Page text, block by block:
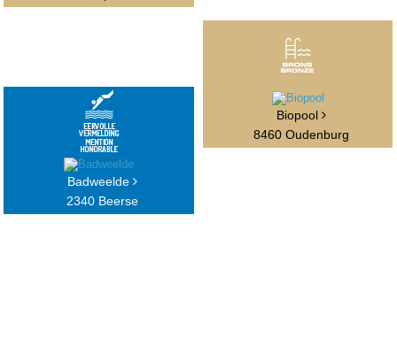
Biopool
8460 Oudenburg
Badweelde
2340 Beerse